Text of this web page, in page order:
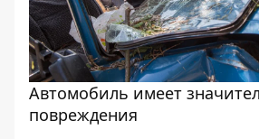
Автомобиль имеет
повреждения